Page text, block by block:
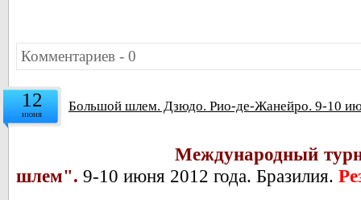
Комментариев - 0
12
июня Большой шлем. Дзюдо. Рио-де-Жанейро. 9-10
Международный
шлем". 9-10 июня 2012 года. Бразилия.